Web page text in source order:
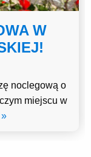
W
noclegową o
miejscu w